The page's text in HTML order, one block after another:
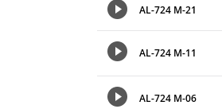
AL-724 M-21
AL-724 M-11
AL-724 M-06